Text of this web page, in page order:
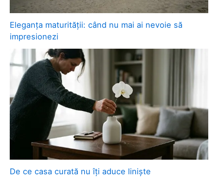
Eleganța maturității: când nu mai ai nevoie să
impresionezi
De ce casa curată nu îți aduce liniște